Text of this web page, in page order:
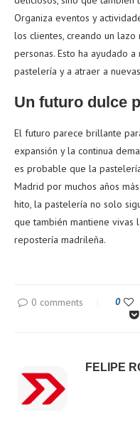
Organiza eventos y
los clientes, creando un
personas. Esto ha ayudado
pastelería y a atraer a
Un futuro dulce
El futuro parece brillante
expansión y la continua
es probable que la
Madrid por muchos años
hito, la pastelería no solo
que también mantiene vivas
repostería madrileña.
0 comments 0
FELIPE